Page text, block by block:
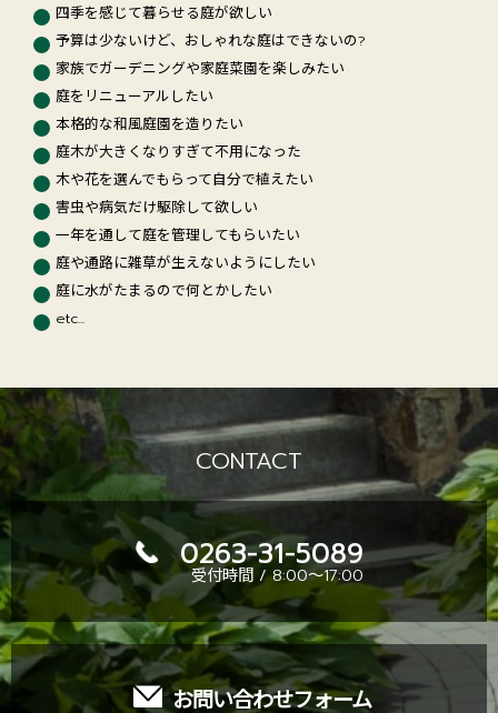
四季を感じて暮らせる庭が欲しい
予算は少ないけど、おしゃれな庭はできないの?
家族でガーデニングや家庭菜園を楽しみたい
庭をリニューアルしたい
本格的な和風庭園を造りたい
庭木が大きくなりすぎて不用になった
木や花を選んでもらって自分で植えたい
害虫や病気だけ駆除して欲しい
一年を通して庭を管理してもらいたい
庭や通路に雑草が生えないようにしたい
庭に水がたまるので何とかしたい
etc...
CONTACT
0263-31-5089
受付時間 / 8:00～17:00
お問い合わせフォーム